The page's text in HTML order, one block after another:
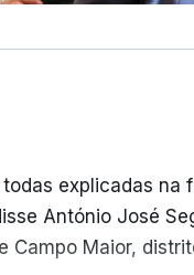
explicadas na
António José
Campo Maior,